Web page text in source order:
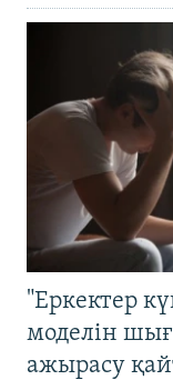
"Еркектер
моделін
ажырасу